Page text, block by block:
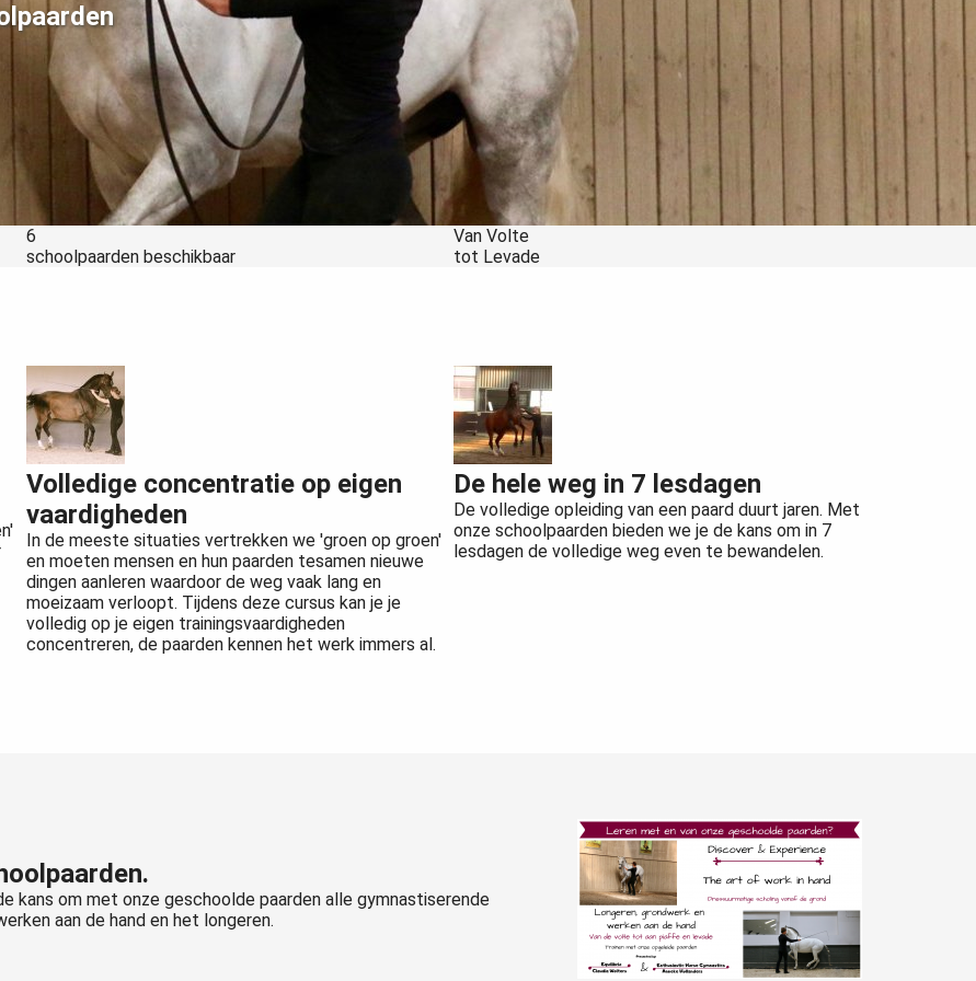
6
schoolpaarden beschikbaar
Van Volte
tot Levade
Volledige concentratie op eigen
vaardigheden
In de meeste situaties vertrekken we 'groen op groen'
en moeten mensen en hun paarden tesamen nieuwe
dingen aanleren waardoor de weg vaak lang en
moeizaam verloopt. Tijdens deze cursus kan je je
volledig op je eigen trainingsvaardigheden
concentreren, de paarden kennen het werk immers al.
De hele weg in 7 lesdagen
De volledige opleiding van een paard duurt jaren. Met
onze schoolpaarden bieden we je de kans om in 7
lesdagen de volledige weg even te bewandelen.
kans om met onze geschoolde paarden alle gymnastiserende
aan de hand en het longeren.